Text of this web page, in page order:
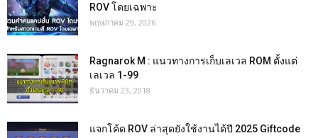
ROV โดยเฉพาะ
พฤษภาคม 29, 2026
Ragnarok M : แนวทางการเก็บเลเวล ROM ตั้งแต่
เลเวล 1-99
ธันวาคม 23, 2018
แจกโค้ด ROV ล่าสุดยังใช้งานได้ปี 2025 Giftcode